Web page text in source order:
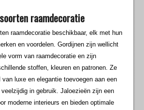
raamdecoratie
raamdecoratie beschikbaar, elk met hun
en voordelen. Gordijnen zijn wellicht
vorm van raamdecoratie en zijn
stoffen, kleuren en patronen. Ze
van luxe en elegantie toevoegen aan een
in gebruik. Jaloezieën zijn een
moderne interieurs en bieden optimale